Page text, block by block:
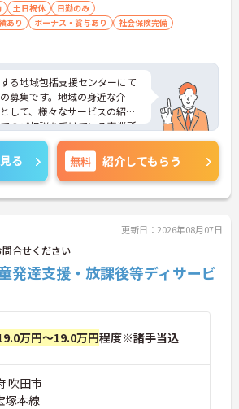
土日祝休
日勤のみ
あり
ボーナス・賞与あり
社会保険完備
る地域包括支援センターにて
募集です。地域の身近な介
して、様々なサービスの紹介
のご相談を受けている事業所
フレッシュ休暇などもあり、
しながらご勤務いただけま
面接対策ポイントなど、さら
る 無料 紹介してもらう
更新日：2026年08月07日
合せください
発達支援・放課後等ディサービ
万円～19.0万円程度※諸手当込
吹田市
塚本線